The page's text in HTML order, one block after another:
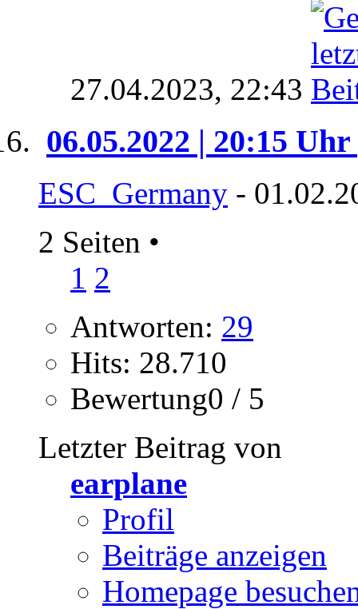
27.04.2023, 22:43
06.05.2022 | 20:15
ESC_Germany -
2 Seiten •
1 2
Antworten: 29
Hits: 28.710
Bewertung0 / 5
Letzter Beitrag von
earplane
Profil
Beiträge anzeigen
Homepage